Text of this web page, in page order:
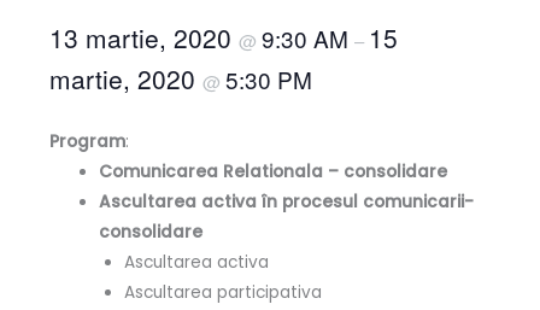
13 martie, 2020@9:30 AM– 15
martie, 2020@5:30 PM
Program:
Comunicarea Relationala – consolidare
Ascultarea activa în procesul comunicarii-
consolidare
Ascultarea activa
Ascultarea participativa